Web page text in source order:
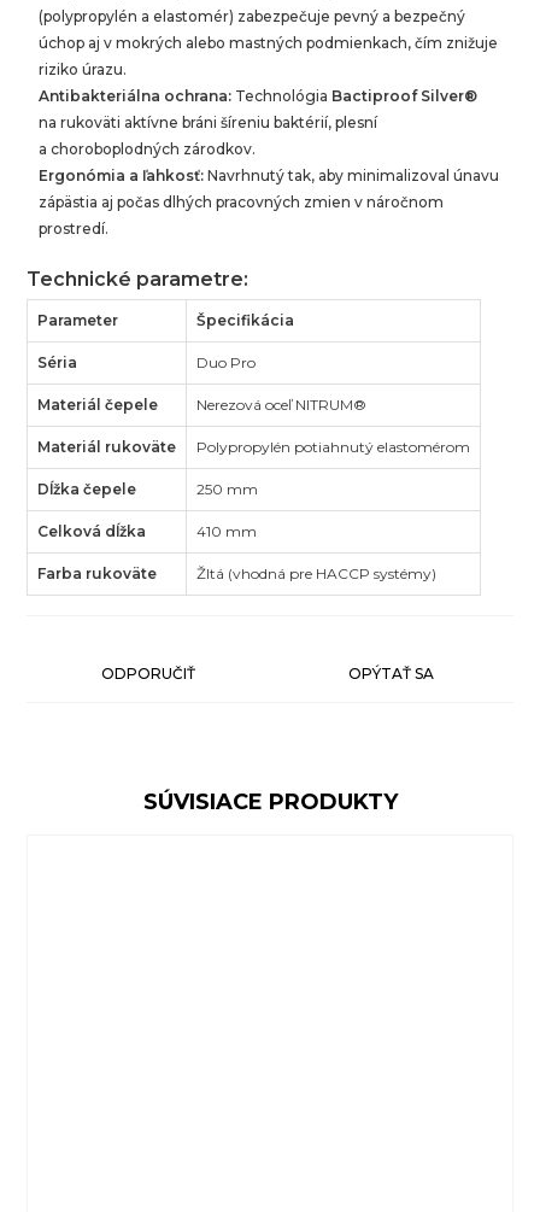
(polypropylén a elastomér) zabezpečuje pevný a bezpečný
úchop aj v mokrých alebo mastných podmienkach, čím znižuje
riziko úrazu.
Antibakteriálna ochrana: Technológia Bactiproof Silver®
na rukoväti aktívne bráni šíreniu baktérií, plesní
a choroboplodných zárodkov.
Ergonómia a ľahkosť: Navrhnutý tak, aby minimalizoval únavu
zápästia aj počas dlhých pracovných zmien v náročnom
prostredí.
Technické parametre:
Parameter Špecifikácia
Séria Duo Pro
Materiál čepele Nerezová oceľ NITRUM®
Materiál rukoväte Polypropylén potiahnutý elastomérom
Dĺžka čepele 250 mm
Celková dĺžka 410 mm
Farba rukoväte Žltá (vhodná pre HACCP systémy)
ODPORUČIŤ OPÝTAŤ SA
SÚVISIACE PRODUKTY